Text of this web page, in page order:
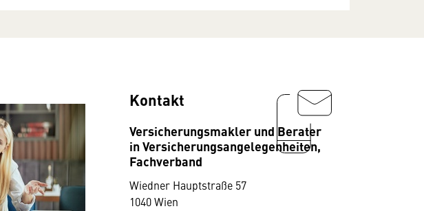
Kontakt
Versicherungsmakler und Berater
in Versicherungsangelegenheiten,
Fachverband
Wiedner Hauptstraße 57
1040 Wien